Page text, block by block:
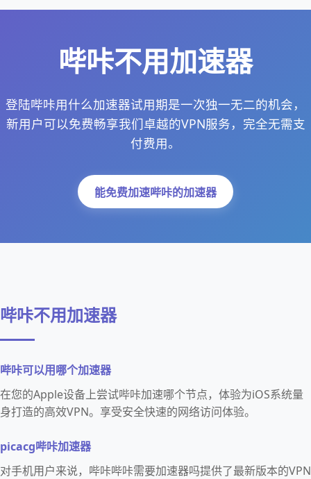
哔咔不用加速器
登陆哔咔用什么加速器试用期是一次独一无二的机会，
新用户可以免费畅享我们卓越的VPN服务，完全无需支
付费用。
能免费加速哔咔的加速器
哔咔不用加速器
哔咔可以用哪个加速器
在您的Apple设备上尝试哔咔加速哪个节点，体验为iOS系统量
身打造的高效VPN。享受安全快速的网络访问体验。
picacg哔咔加速器
对手机用户来说，哔咔哔咔需要加速器吗提供了最新版本的VPN